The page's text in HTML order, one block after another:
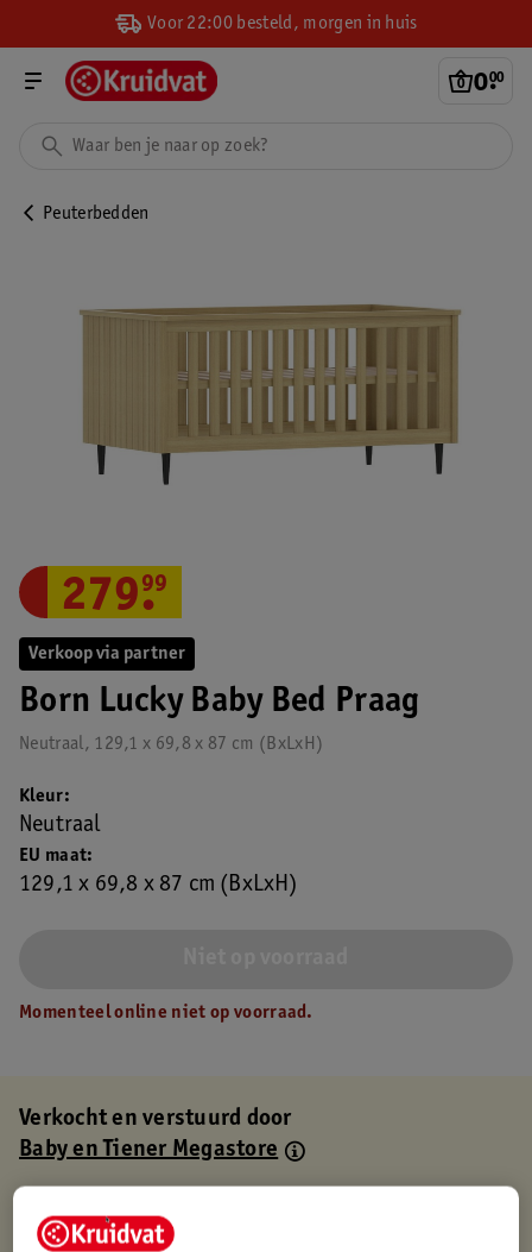
Voor 22:00 besteld, morgen in huis
0.
00
Peuterbedden
Verkoop via partner
Born Lucky Baby Bed Praag
Neutraal, 129,1 x 69,8 x 87 cm (BxLxH)
279.
99
EU maat
129,1 x 69,8 x 87 cm (BxLxH)
Kleur
Neutraal
Momenteel online niet op voorraad.
Verkocht en verstuurd door
Baby en Tiener Megastore
Gratis thuisbezorgd